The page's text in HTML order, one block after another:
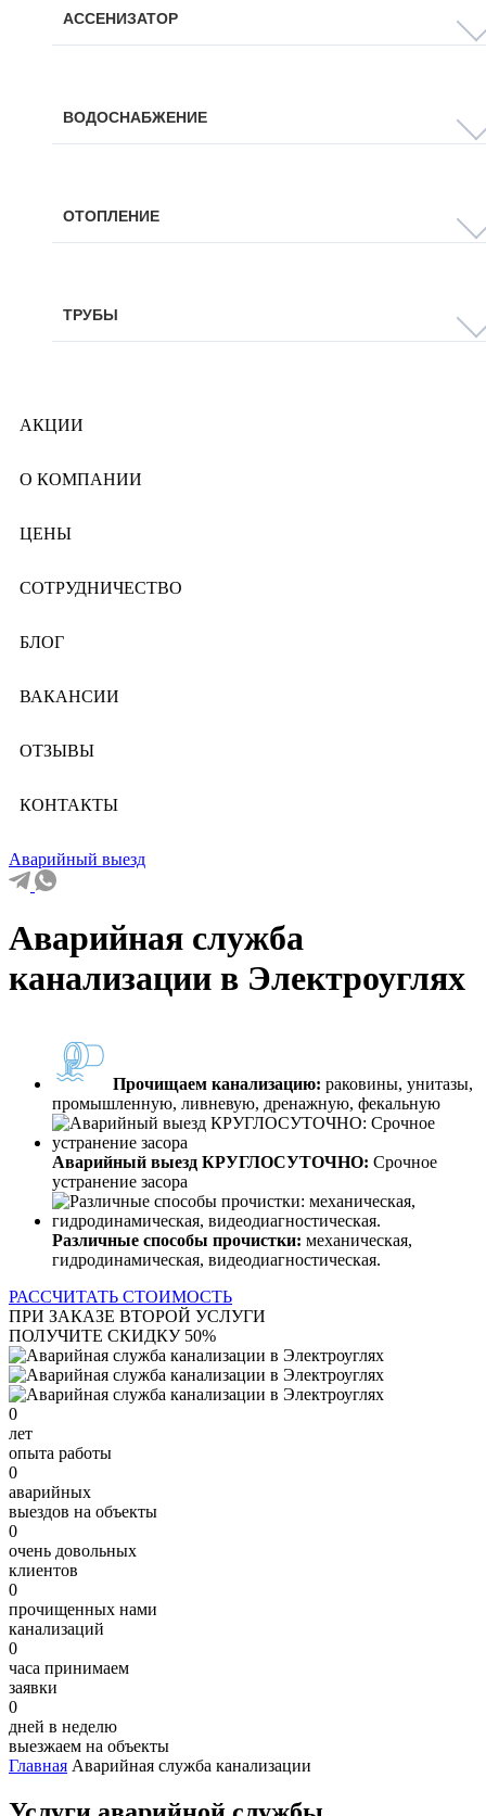
АССЕНИЗАТОР
ВОДОСНАБЖЕНИЕ
ОТОПЛЕНИЕ
ТРУБЫ
АКЦИИ
О КОМПАНИИ
ЦЕНЫ
СОТРУДНИЧЕСТВО
БЛОГ
ВАКАНСИИ
ОТЗЫВЫ
КОНТАКТЫ
Аварийный выезд
Аварийная служба
канализации в Электроуглях
Прочищаем канализацию: раковины, унитазы,
промышленную, ливневую, дренажную, фекальную
Аварийный выезд КРУГЛОСУТОЧНО: Срочное
устранение засора
Различные способы прочистки: механическая,
гидродинамическая, видеодиагностическая.
РАССЧИТАТЬ СТОИМОСТЬ
ПРИ ЗАКАЗЕ ВТОРОЙ УСЛУГИ
ПОЛУЧИТЕ СКИДКУ 50%
0
лет
опыта работы
0
аварийных
выездов на объекты
0
очень довольных
клиентов
0
прочищенных нами
канализаций
0
часа принимаем
заявки
0
дней в неделю
выезжаем на объекты
Главная Аварийная служба канализации